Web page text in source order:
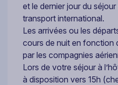
et le dernier jour du
transport international.
Les arrivées ou les
cours de nuit en fonction
par les compagnies
Lors de votre séjour à
à disposition vers 15h